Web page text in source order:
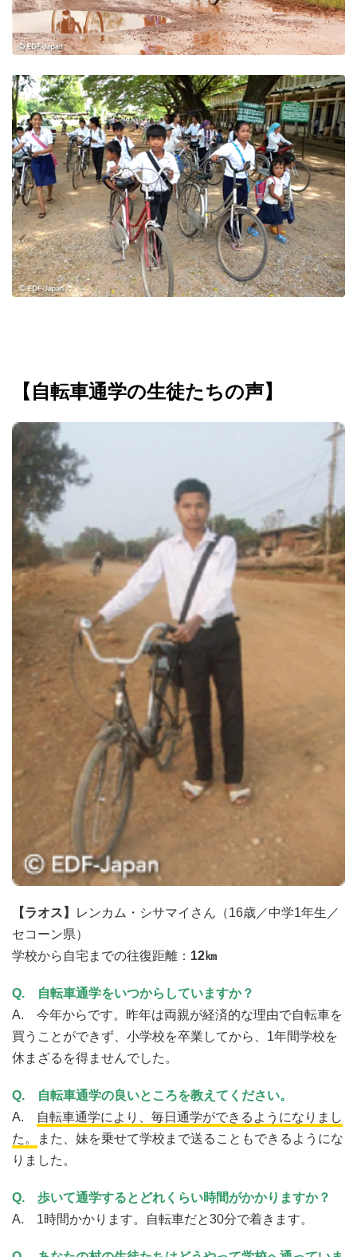
【 自転車通学の生徒たちの声】
【ラオス】
レンカム・シサマイさん（16歳／中学1年生／
セコーン県）
学校から自宅までの往復距離： 12㎞
Q.
自転車通学をいつからしていますか？
A. 今年からです。昨年は両親が経済的な理由で自転車を
買うことができず、小学校を卒業してから、1年間学校を
休まざるを得ませんでした。
Q.
自転車通学の良いところを教えてください。
A.
自転車通学により、毎日通学ができるようになりまし
た。
また、妹を乗せて学校まで送ることもできるようにな
りました。
Q. 歩いて通学するとどれくらい時間がかかりますか？
A. 1時間かかります。自転車だと30分で着きます。